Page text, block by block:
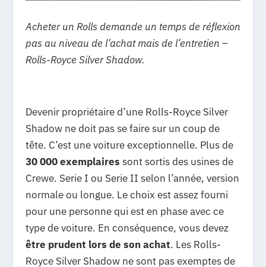
Acheter un Rolls demande un temps de réflexion
pas au niveau de l’achat mais de l’entretien –
Rolls-Royce Silver Shadow.
Devenir propriétaire d’une Rolls-Royce Silver
Shadow ne doit pas se faire sur un coup de
tête. C’est une voiture exceptionnelle. Plus de
30 000 exemplaires sont sortis des usines de
Crewe. Serie I ou Serie II selon l’année, version
normale ou longue. Le choix est assez fourni
pour une personne qui est en phase avec ce
type de voiture. En conséquence, vous devez
être prudent lors de son achat. Les Rolls-
Royce Silver Shadow ne sont pas exemptes de